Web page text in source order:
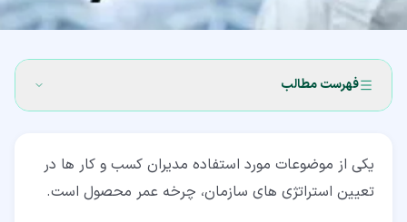
فهرست مطالب
۱‏-‏۱‏- مرحله معرفی در چرخه عمر محصول
یکی از موضوعات مورد استفاده مدیران کسب و کار ها در
تعیین استراتژی های سازمان، چرخه عمر محصول است.